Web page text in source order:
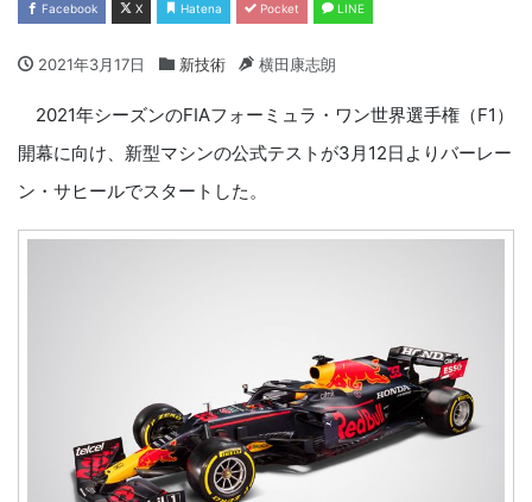
Facebook X Hatena Pocket LINE
2021年3月17日 新技術 横田康志朗
2021年シーズンのFIAフォーミュラ・ワン世界選手権（F1）
開幕に向け、新型マシンの公式テストが3月12日よりバーレー
ン・サヒールでスタートした。